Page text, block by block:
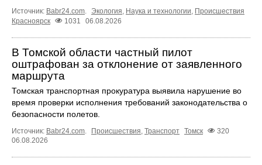
Источник: Babr24.com Экология Наука и технологии Происшествия
Красноярск
1031 06.08.2026
В Томской области частный пилот
оштрафован за отклонение от заявленного
маршрута
Томская транспортная прокуратура выявила нарушение во
время проверки исполнения требований законодательства о
безопасности полетов.
Источник: Babr24.com. Происшествия, Транспорт Томск
320
06.08.2026